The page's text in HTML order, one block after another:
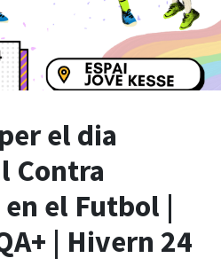
el dia
Contra
el Futbol |
| Hivern 24